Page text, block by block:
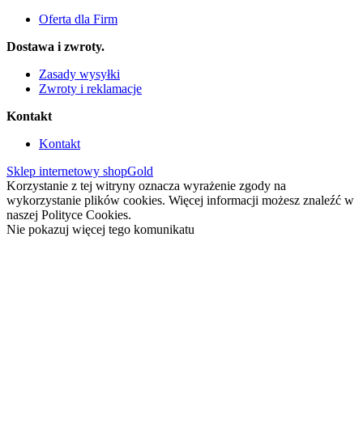
Oferta dla Firm
Dostawa i zwroty.
Zasady wysyłki
Zwroty i reklamacje
Kontakt
Kontakt
Sklep internetowy shopGold
Korzystanie z tej witryny oznacza wyrażenie zgody na
wykorzystanie plików cookies. Więcej informacji możesz znaleźć w
naszej Polityce Cookies.
Nie pokazuj więcej tego komunikatu